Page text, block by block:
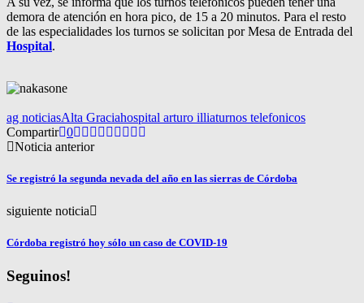
demora de atención en hora pico, de 15 a 20 minutos. Para el resto
de las especialidades los turnos se solicitan por Mesa de Entrada del
Hospital.
ag noticiasAlta Graciahospital arturo illiaturnos telefonicos
Compartir 0
Noticia anterior
Se registró la segunda nevada del año en las sierras de Córdoba
siguiente noticia
Córdoba registró hoy sólo un caso de COVID-19
Seguinos!